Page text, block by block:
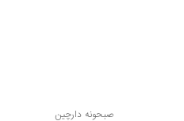
صبحونه دارچین